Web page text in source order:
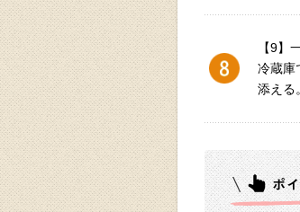
【9】
冷蔵庫
添える。